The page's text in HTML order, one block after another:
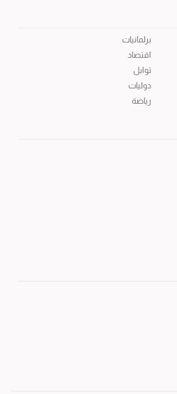
برلمانيات
اقتصاد
توابل
دوليات
رياضة